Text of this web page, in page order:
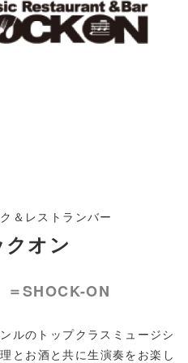
＆レストランバー
オン
＝SHOCK-ON
ルのトップクラスミュージシ
とお酒と共に生演奏をお楽し